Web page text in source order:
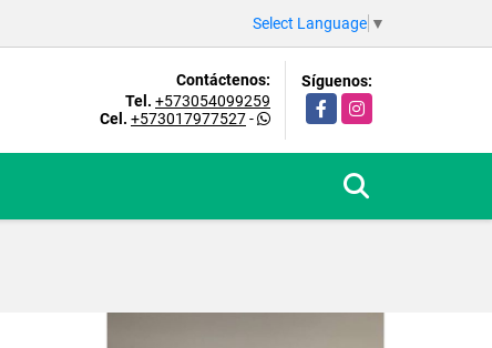
Select Language ▼
Contáctenos:
Tel. +573054099259
Cel. +573017977527-
Síguenos:
FacebookInstagram